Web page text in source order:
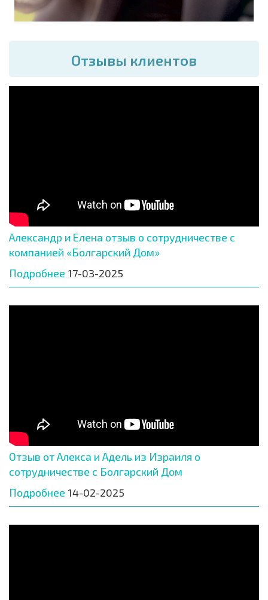
Отзывы клиентов
Александр и Елена отзыв о сотрудничестве с
компанией «Болгарский Дом»
Подробнее 17-03-2025
Отзыв от Алекса и Адель из Израиля о
сотрудничестве с Болгарский Дом
Подробнее 14-02-2025